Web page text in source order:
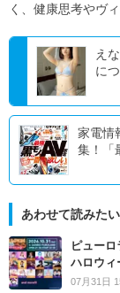
く、健康思考やヴ
え
に
家電情
集！「
あわせて読みた
ピュー
ハロウィ
07月31日